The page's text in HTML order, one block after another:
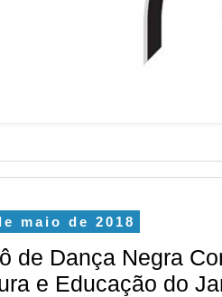
maio de 2018
de Dança Negra
e Educação do